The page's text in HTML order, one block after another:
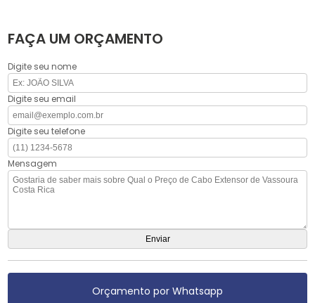
FAÇA UM ORÇAMENTO
Digite seu nome
Digite seu email
Digite seu telefone
Mensagem
Orçamento por Whatsapp